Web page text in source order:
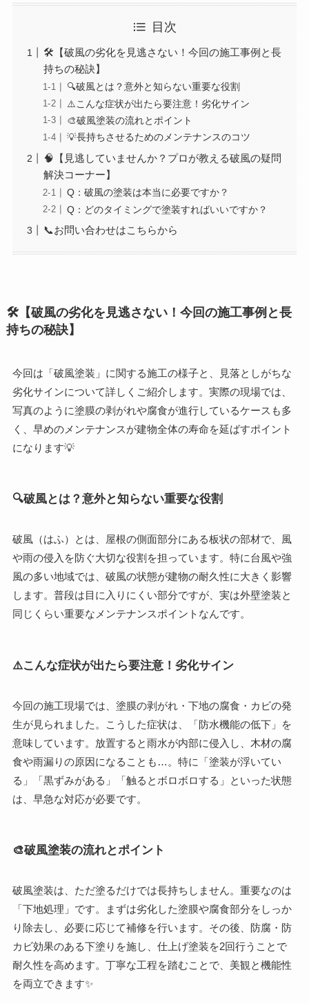
目次
🛠️【破風の劣化を見逃さない！今回の施工事例と長
持ちの秘訣】
🔍破風とは？意外と知らない重要な役割
⚠️こんな症状が出たら要注意！劣化サイン
🎨破風塗装の流れとポイント
💡長持ちさせるためのメンテナンスのコツ
🧠【見逃していませんか？プロが教える破風の疑問
解決コーナー】
Q：破風の塗装は本当に必要ですか？
Q：どのタイミングで塗装すればいいですか？
📞お問い合わせはこちらから
🛠️【破風の劣化を見逃さない！今回の施工事例と長
持ちの秘訣】
今回は「破風塗装」に関する施工の様子と、見落としがちな
劣化サインについて詳しくご紹介します。実際の現場では、
写真のように塗膜の剥がれや腐食が進行しているケースも多
く、早めのメンテナンスが建物全体の寿命を延ばすポイント
になります💡
🔍破風とは？意外と知らない重要な役割
破風（はふ）とは、屋根の側面部分にある板状の部材で、風
や雨の侵入を防ぐ大切な役割を担っています。特に台風や強
風の多い地域では、破風の状態が建物の耐久性に大きく影響
します。普段は目に入りにくい部分ですが、実は外壁塗装と
同じくらい重要なメンテナンスポイントなんです。
⚠️こんな症状が出たら要注意！劣化サイン
今回の施工現場では、塗膜の剥がれ・下地の腐食・カビの発
生が見られました。こうした症状は、「防水機能の低下」を
意味しています。放置すると雨水が内部に侵入し、木材の腐
食や雨漏りの原因になることも…。特に「塗装が浮いてい
る」「黒ずみがある」「触るとボロボロする」といった状態
は、早急な対応が必要です。
🎨破風塗装の流れとポイント
破風塗装は、ただ塗るだけでは長持ちしません。重要なのは
「下地処理」です。まずは劣化した塗膜や腐食部分をしっか
り除去し、必要に応じて補修を行います。その後、防腐・防
カビ効果のある下塗りを施し、仕上げ塗装を2回行うことで
耐久性を高めます。丁寧な工程を踏むことで、美観と機能性
を両立できます✨